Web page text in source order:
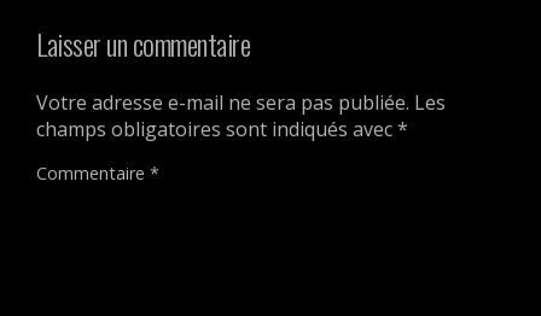
Laisser un commentaire
Votre adresse e-mail ne sera pas publiée. Les
champs obligatoires sont indiqués avec*
Commentaire *